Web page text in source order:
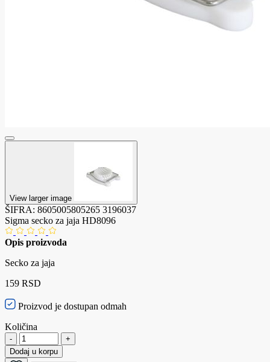
View larger image
ŠIFRA: 8605005805265 3196037
Sigma secko za jaja HD8096
Opis proizvoda
Secko za jaja
159 RSD
Proizvod je dostupan odmah
Količina
-
+
Dodaj u korpu